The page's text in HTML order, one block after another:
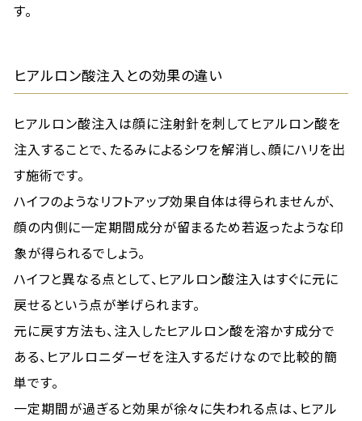
す。
ヒアルロン酸注入との効果の違い
ヒアルロン酸注入は顔に注射針を刺してヒアルロン酸を
注入することで、たるみによるシワを解消し、顔にハリを出
す施術です。
ハイフのようなリフトアップ効果自体は得られませんが、
顔の内側に一定期間成分が留まるため若返ったような印
象が得られるでしょう。
ハイフと異なる点として、ヒアルロン酸注入はすぐに元に
戻せるという点が挙げられます。
元に戻す方法も、注入したヒアルロン酸を溶かす成分で
ある、ヒアルロニダーゼを注入するだけなので比較的簡
単です。
一定期間が過ぎると効果が徐々に失われる点は、ヒアル